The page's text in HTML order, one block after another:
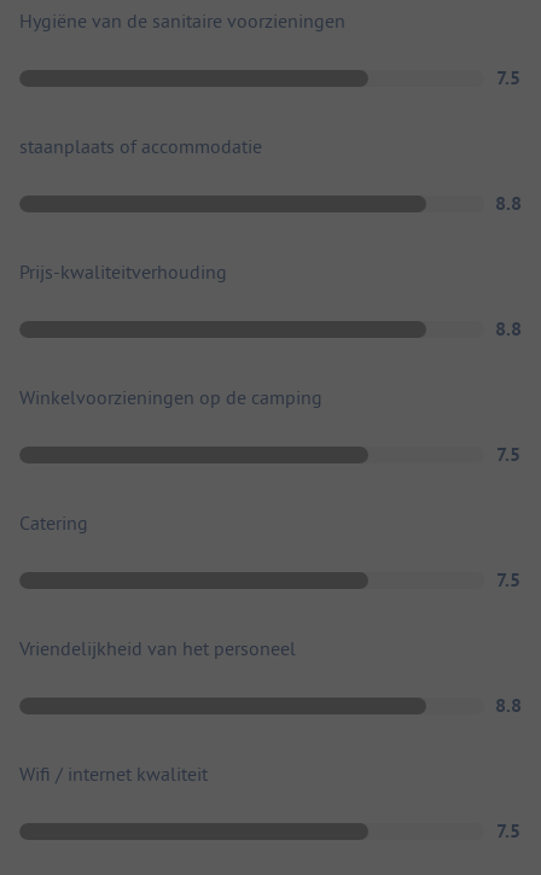
Hygiëne van de sanitaire voorzieningen
7.5
staanplaats of accommodatie
8.8
Prijs-kwaliteitverhouding
8.8
Winkelvoorzieningen op de camping
7.5
Catering
7.5
Vriendelijkheid van het personeel
8.8
Wifi / internet kwaliteit
7.5